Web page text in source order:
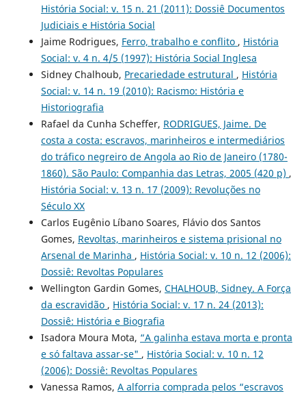
História Social: v. 15 n. 21 (2011): Dossiê Documentos
Judiciais e História Social
Jaime Rodrigues, Ferro, trabalho e conflito , História
Social: v. 4 n. 4/5 (1997): História Social Inglesa
Sidney Chalhoub, Precariedade estrutural , História
Social: v. 14 n. 19 (2010): Racismo: História e
Historiografia
Rafael da Cunha Scheffer, RODRIGUES, Jaime. De
costa a costa: escravos, marinheiros e intermediários
do tráfico negreiro de Angola ao Rio de Janeiro (1780-
1860). São Paulo: Companhia das Letras, 2005 (420 p) ,
História Social: v. 13 n. 17 (2009): Revoluções no
Século XX
Carlos Eugênio Líbano Soares, Flávio dos Santos
Gomes, Revoltas, marinheiros e sistema prisional no
Arsenal de Marinha , História Social: v. 10 n. 12 (2006):
Dossiê: Revoltas Populares
Wellington Gardin Gomes, CHALHOUB, Sidney. A Força
da escravidão , História Social: v. 17 n. 24 (2013):
Dossiê: História e Biografia
Isadora Moura Mota, “A galinha estava morta e pronta
e só faltava assar-se" , História Social: v. 10 n. 12
(2006): Dossiê: Revoltas Populares
Vanessa Ramos, A alforria comprada pelos “escravos